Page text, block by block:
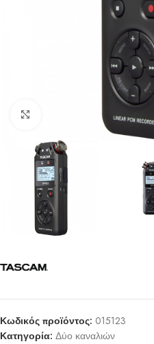
Click to enlarge
Κωδικός προϊόντος: 015123
Κατηγορία: Δύο καναλιών